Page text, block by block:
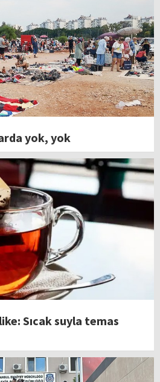
yok, yok
Sıcak suyla temas